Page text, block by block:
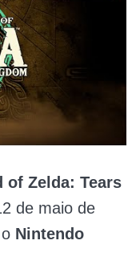
of Zelda: Tears
de maio de
Nintendo